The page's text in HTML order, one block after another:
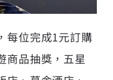
每位完成1元訂購
商品抽獎，五星